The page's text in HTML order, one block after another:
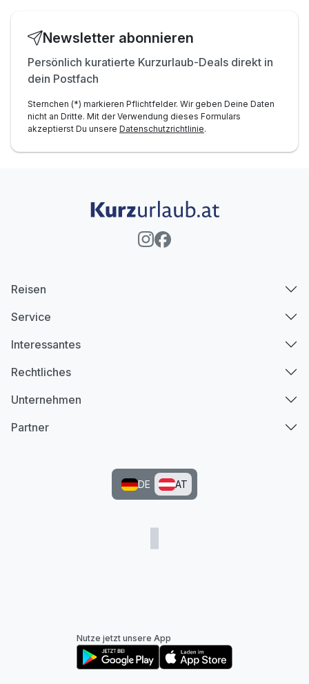
Newsletter abonnieren
Persönlich kuratierte Kurzurlaub-Deals direkt in
dein Postfach
Sternchen (*) markieren Pflichtfelder. Wir geben Deine Daten
nicht an Dritte. Mit der Verwendung dieses Formulars
akzeptierst Du unsere Datenschutzrichtlinie.
Reisen
Service
Interessantes
Rechtliches
Unternehmen
Partner
DE AT
Nutze jetzt unsere App